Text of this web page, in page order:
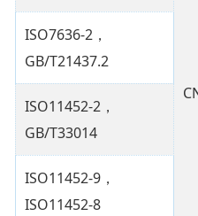
ISO7636-2，
GB/T21437.2
ISO11452-2，
GB/T33014
ISO11452-9，
ISO11452-8